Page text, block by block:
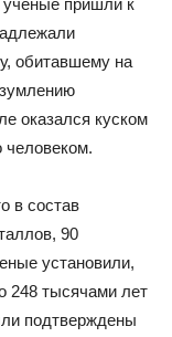
обитавшему на
оказался куском
человеком.
в состав
90
установили,
248 тысячами лет
подтверждены